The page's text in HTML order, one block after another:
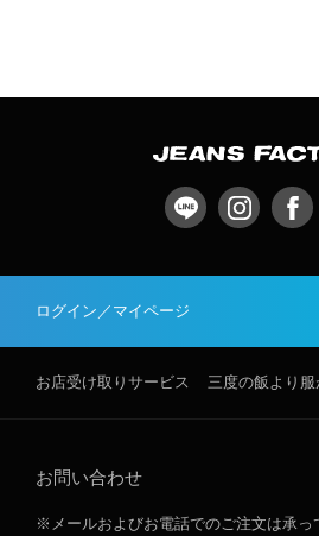
ログイン／マイページ
お店受け取りサービス 三度の飯より服
お問い合わせ
※メールおよびお電話でのご注文は承っ